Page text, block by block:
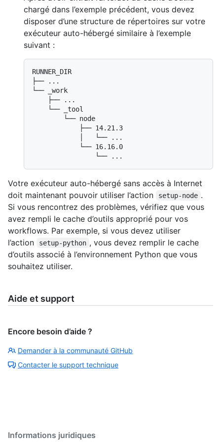
chargé dans l’exemple précédent, vous devez
disposer d’une structure de répertoires sur votre
exécuteur auto-hébergé similaire à l’exemple
suivant :
RUNNER_DIR
├── ...
└── _work
Votre exécuteur auto-hébergé sans accès à Internet
doit maintenant pouvoir utiliser l’action
setup-node .
Si vous rencontrez des problèmes, vérifiez que vous
avez rempli le cache d’outils approprié pour vos
workflows. Par exemple, si vous devez utiliser
l’action
setup-python , vous devez remplir le cache
d’outils associé à l’environnement Python que vous
souhaitez utiliser.
Aide et support
Encore besoin d’aide ?
Demander à la communauté GitHub
Contacter le support technique
Informations juridiques